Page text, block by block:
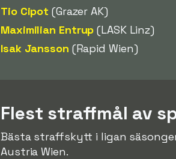
Tio Cipot (Grazer AK)
Maximilian Entrup (LASK Linz)
Isak Jansson (Rapid Wien)
Flest straffmål av
Bästa straffskytt i ligan
Austria Wien.